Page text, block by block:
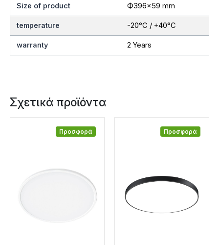
Size of product Ф396×59 mm
temperature -20°C / +40°C
warranty 2 Years
Σχετικά προϊόντα
Προσφορά Προσφορά